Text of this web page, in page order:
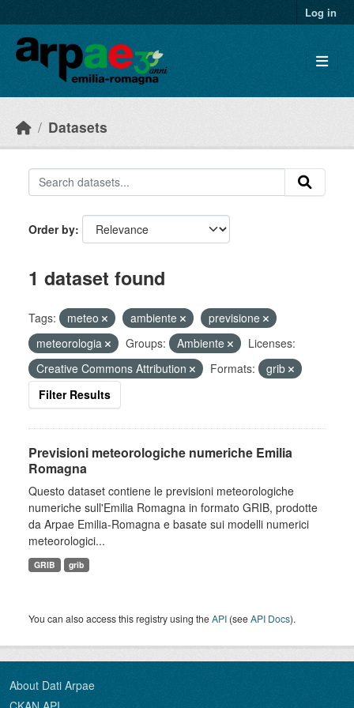
Log in
Datasets
Order by
1 dataset found
Tags: meteo ambiente
previsione
meteorologia
Groups: Ambiente
Licenses:
Creative Commons Attribution
Formats:
grib
Filter Results
Previsioni meteorologiche numeriche Emilia
Romagna
Questo dataset contiene le previsioni meteorologiche
numeriche sull'Emilia Romagna in formato GRIB, prodotte
da Arpae Emilia-Romagna e basate sui modelli numerici
meteorologici...
GRIB grib
You can also access this registry using theAPI (seeAPI Docs).
About Dati Arpae